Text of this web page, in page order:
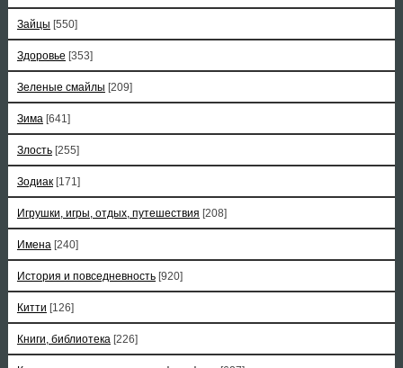
Зайцы [550]
Здоровье [353]
Зеленые смайлы [209]
Зима [641]
Злость [255]
Зодиак [171]
Игрушки, игры, отдых, путешествия [208]
Имена [240]
История и повседневность [920]
Китти [126]
Книги, библиотека [226]